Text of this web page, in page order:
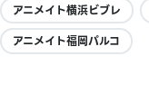
アニメイト横浜ビブレ
アニメイト福岡パルコ